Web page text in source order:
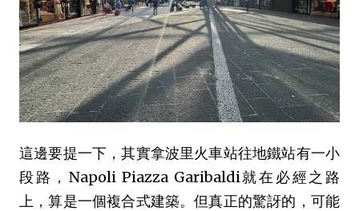
這邊要提一下，其實拿波里火車站往地鐵站有一小
段路，Napoli Piazza Garibaldi就在必經之路
上，算是一個複合式建築。但真正的驚訝的，可能